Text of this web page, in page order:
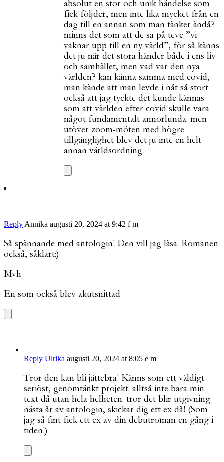
absolut en stor och unik händelse som
fick följder, men inte lika mycket från en
dag till en annan som man tänker ändå?
minns det som att de sa på teve ”vi
vaknar upp till en ny värld”, för så känns
det ju när det stora händer både i ens liv
och samhället, men vad var den nya
världen? kan känna samma med covid,
man kände att man levde i nåt så stort
också att jag tyckte det kunde kännas
som att världen efter covid skulle vara
något fundamentalt annorlunda. men
utöver zoom-möten med högre
tillgänglighet blev det ju inte en helt
annan världsordning.
Reply Annika augusti 20, 2024 at 9:42 f m
Så spännande med antologin! Den vill jag läsa. Romanen
också, såklart:)
Mvh
En som också blev akutsnittad
Reply Ulrika augusti 20, 2024 at 8:05 e m
Tror den kan bli jättebra! Känns som ett väldigt
seriöst, genomtänkt projekt. alltså inte bara min
text då utan hela helheten. tror det blir utgivning
nästa år av antologin, skickar dig ett ex då! (Som
jag så fint fick ett ex av din debutroman en gång i
tiden!)